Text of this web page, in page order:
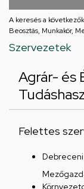
A keresés a
Beosztás, Munkakör,
Szervezetek
Agrár- és
Felettes